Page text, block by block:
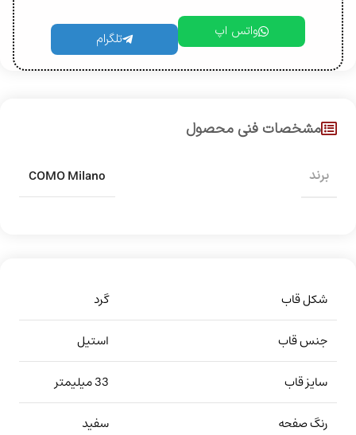
واتس اپ تلگرام
شکل قاب
گرد
جنس قاب
استیل
سایز قاب
33 میلیمتر
رنگ صفحه
سفید
مشخصات فنی محصول
برند COMO Milano